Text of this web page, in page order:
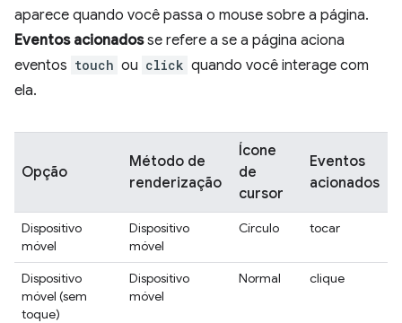
aparece quando você passa o mouse sobre a página.
Eventos acionadosse refere a se a página aciona
eventos touch ou click quando você interage com
ela.
Opção
Método de
renderização
Ícone
de
cursor
Eventos
acionados
Dispositivo
móvel
Dispositivo
móvel
Círculo tocar
Dispositivo
móvel (sem
toque)
Dispositivo
móvel
Normal clique